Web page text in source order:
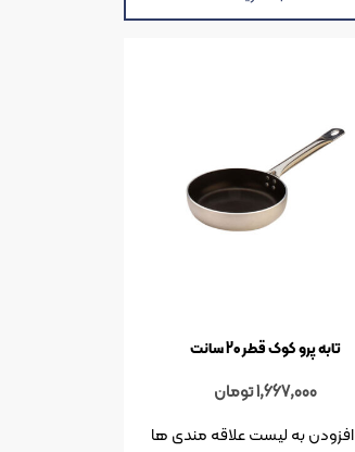
تابه پرو کوک قطر 20 سانت
1,667,000تومان
افزودن به لیست علاقه مندی ها